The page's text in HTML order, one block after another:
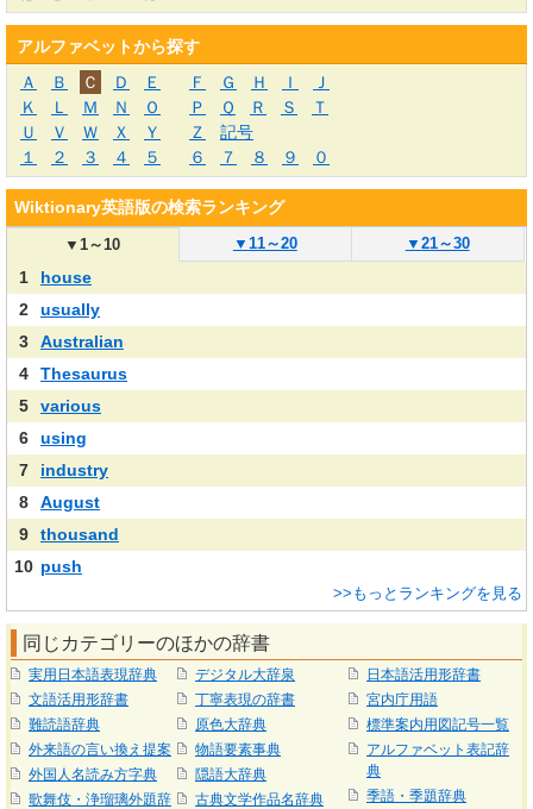
アルファベットから探す
Ａ
Ｂ Ｃ Ｄ Ｅ Ｆ Ｇ Ｈ Ｉ
Ｊ
Ｋ
Ｌ Ｍ Ｎ Ｏ Ｐ Ｑ Ｒ Ｓ
Ｔ
Ｕ
Ｖ Ｗ Ｘ Ｙ Ｚ
記号
１
２ ３ ４ ５ ６ ７ ８ ９ ０
Wiktionary英語版の検索ランキング
▼1～10 ▼ 11～20 ▼ 21～30
1
house
2
usually
3
Australian
4
Thesaurus
5
various
6
using
7
industry
8
August
9
thousand
10 push
>>もっとランキングを見る
同じカテゴリーのほかの辞書
実用日本語表現辞典
文語活用形辞書
難読語辞典
外来語の言い換え提案
外国人名読み方字典
歌舞伎・浄瑠璃外題辞
デジタル大辞泉
丁寧表現の辞書
原色大辞典
物語要素事典
隠語大辞典
古典文学作品名辞典
日本語活用形辞書
宮内庁用語
標準案内用図記号一覧
アルファベット表記辞
典
季語・季題辞典